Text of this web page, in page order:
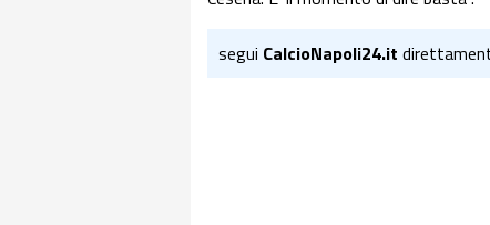
segui CalcioNapoli24.it